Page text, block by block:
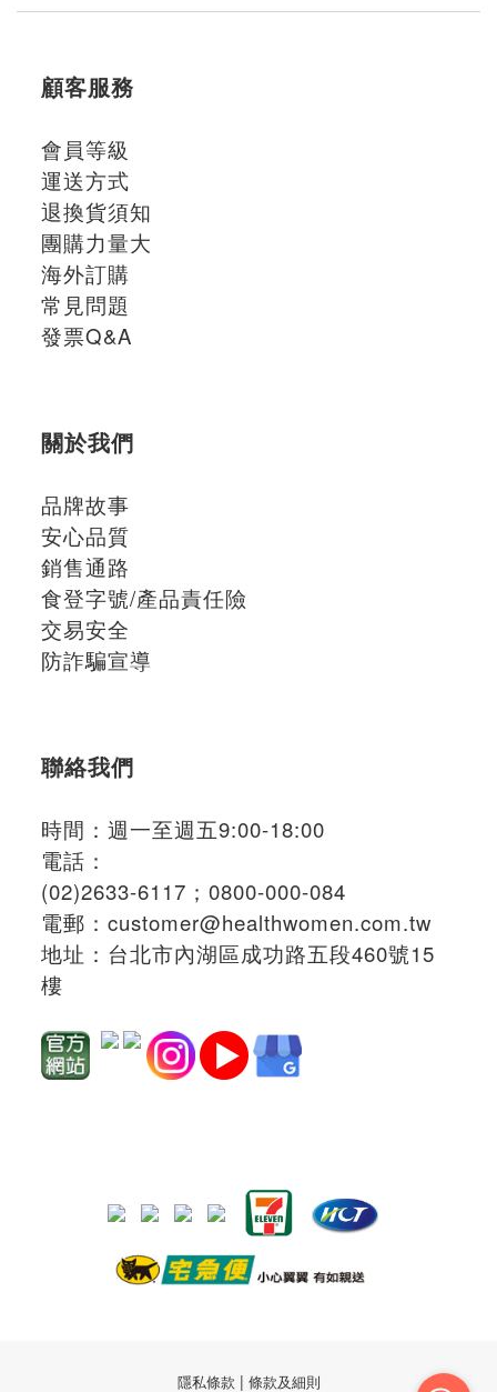
顧客服務
會員等級
運送方式
退換貨須知
團購力量大
海外訂購
常見問題
發票Q&A
關於我們
品牌故事
安心品質
銷售通路
食登字號/產品責任險
交易安全
防詐騙宣導
聯絡我們
時間：週一至週五9:00-18:00
電話：
(02)2633-6117； 0800-000-084
電郵： customer@healthwomen.com.tw
地址： 台北市內湖區成功路五段460號15
樓
隱私條款 | 條款及細則